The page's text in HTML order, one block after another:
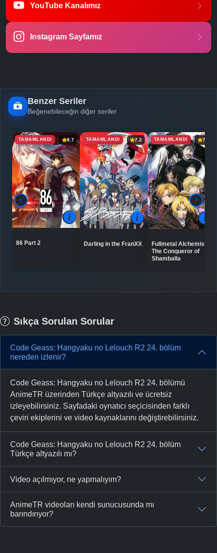
-Bölüm No: 24
YouTube Kanalımız
Instagram Sayfamız
Benzer Seriler
Beğenebileceğin diğer seriler
TAMAMLANDI 8.7
86 Part 2
TAMAMLANDI 7.2
Darling in the FranXX
TAMAMLANDI 7.5
Fullmetal Alchemist:
The Conqueror of
Shamballa
Sıkça Sorulan Sorular
Code Geass: Hangyaku no Lelouch R2 24. bölüm
nereden izlenir?
Code Geass: Hangyaku no Lelouch R2 24. bölümü
AnimeTR üzerinden Türkçe altyazılı ve ücretsiz
izleyebilirsiniz. Sayfadaki oynatıcı seçicisinden farklı
çeviri ekiplerini ve video kaynaklarını değiştirebilirsiniz.
Code Geass: Hangyaku no Lelouch R2 24. bölüm
Türkçe altyazılı mı?
Video açılmıyor, ne yapmalıyım?
AnimeTR videoları kendi sunucusunda mı
barındırıyor?